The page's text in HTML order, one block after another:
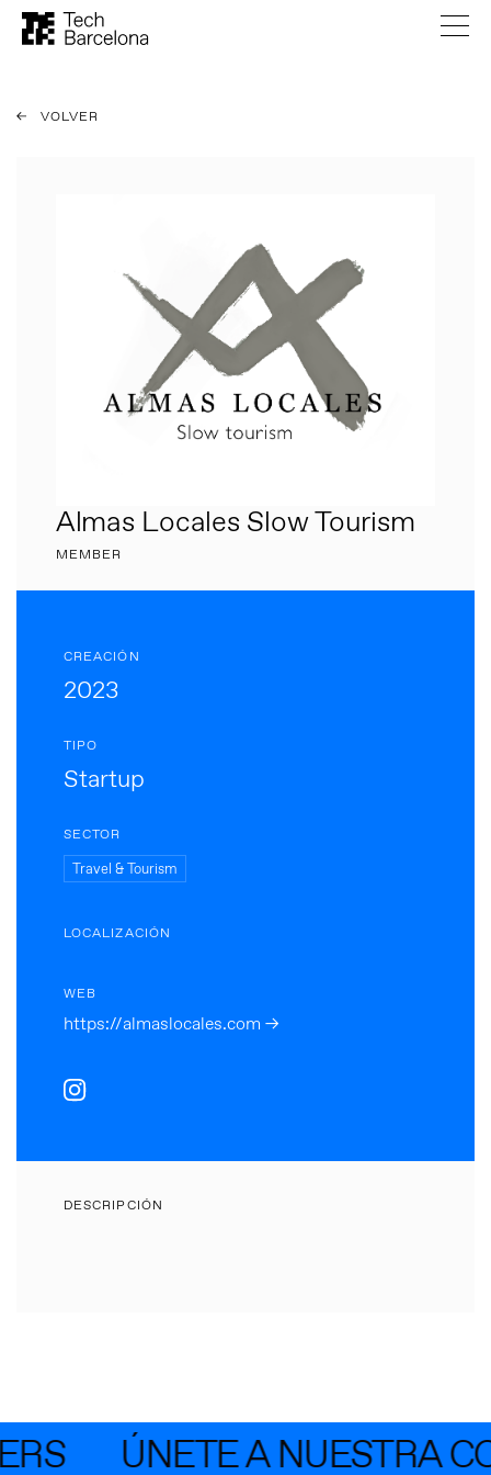
VOLVER
Almas Locales Slow Tourism
MEMBER
CREACIÓN
2023
TIPO
Startup
SECTOR
Travel & Tourism
LOCALIZACIÓN
WEB
https://almaslocales.com →
DESCRIPCIÓN
ÚNETE A NUESTRA